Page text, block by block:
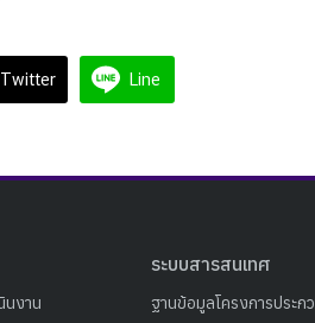
Twitter Line
นงาน
ระบบสารสนเทศ
ฐานข้อมูลโครงการประก